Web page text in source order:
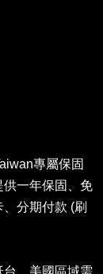
專屬保固
一年保固、免
分期付款 (刷
，美國區域需